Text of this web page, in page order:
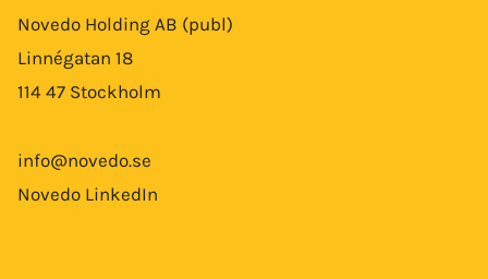
Novedo Holding AB (publ)
Linnégatan 18
114 47 Stockholm
info@novedo.se
Novedo LinkedIn